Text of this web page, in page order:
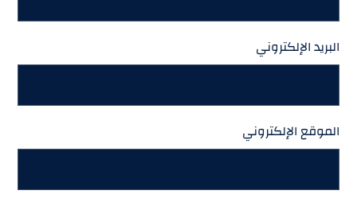
البريد الإلكتروني
الموقع الإلكتروني